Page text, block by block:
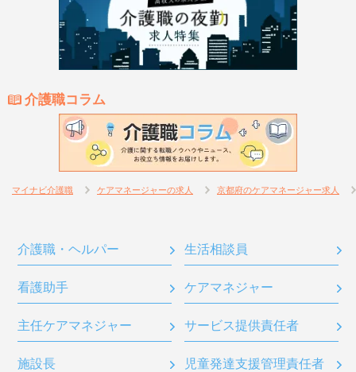
介護職コラム
マイナビ介護職 ケアマネージャーの求人 京都府のケアマネージャー求人
介護職・ヘルパー 生活相談員
看護助手 ケアマネジャー
主任ケアマネジャー サービス提供責任者
施設長 児童発達支援管理責任者